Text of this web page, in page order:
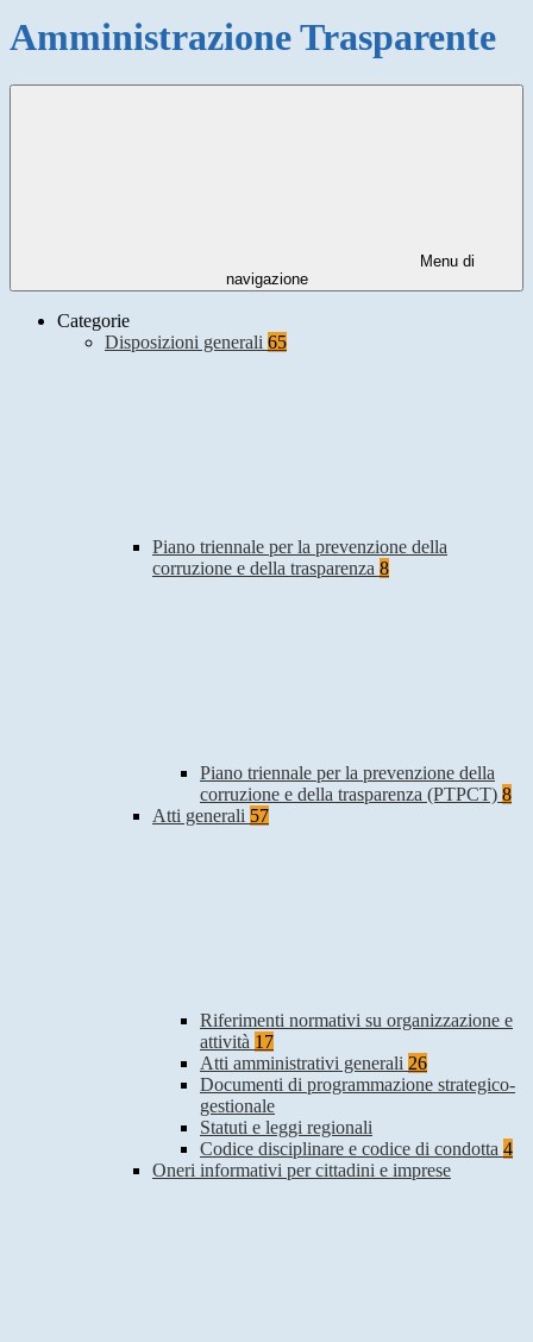
Amministrazione Trasparente
Menu di
navigazione
Categorie
Disposizioni generali 65
Piano triennale per la prevenzione della
corruzione e della trasparenza 8
Piano triennale per la prevenzione della
corruzione e della trasparenza (PTPCT) 8
Atti generali 57
Riferimenti normativi su organizzazione e
attività 17
Atti amministrativi generali 26
Documenti di programmazione strategico-
gestionale
Statuti e leggi regionali
Codice disciplinare e codice di condotta 4
Oneri informativi per cittadini e imprese